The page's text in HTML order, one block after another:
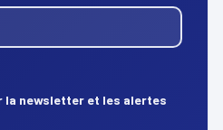
la newsletter et les alertes